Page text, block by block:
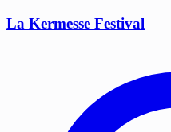
La Kermesse Festival